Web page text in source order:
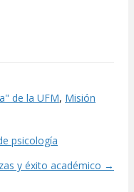
de la UFM, Misión
psicología
y éxito académico →